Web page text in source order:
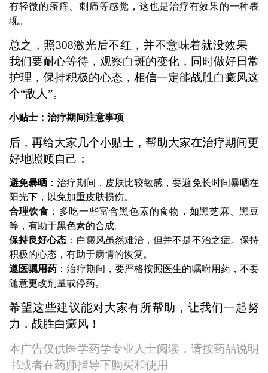
有轻微的瘙痒、刺痛等感觉，这也是治疗有效果的一种表
现。
总之，照308激光后不红，并不意味着就没效果。
我们要耐心等待，观察白斑的变化，同时做好日常
护理，保持积极的心态，相信一定能战胜白癜风这
个“敌人”。
小贴士：治疗期间注意事项
后，再给大家几个小贴士，帮助大家在治疗期间更
好地照顾自己：
避免暴晒 ：治疗期间，皮肤比较敏感，要避免长时间暴晒在
阳光下，以免加重皮肤损伤。
合理饮食 ：多吃一些富含黑色素的食物，如黑芝麻、黑豆
等，有助于黑色素的合成。
保持良好心态 ：白癜风虽然难治，但并不是不治之症。保持
积极的心态，有助于病情的恢复。
遵医嘱用药 ：治疗期间，要严格按照医生的嘱咐用药，不要
随意更改剂量或停药。
希望这些建议能对大家有所帮助，让我们一起努
力，战胜白癜风！
本广告仅供医学药学专业人士阅读，请按药品说明
书或者在药师指导下购买和使用